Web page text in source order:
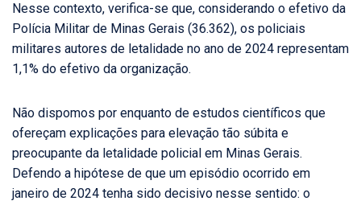
Nesse contexto, verifica-se que, considerando o efetivo da
Polícia Militar de Minas Gerais (36.362), os policiais
militares autores de letalidade no ano de 2024 representam
1,1% do efetivo da organização.
Não dispomos por enquanto de estudos científicos que
ofereçam explicações para elevação tão súbita e
preocupante da letalidade policial em Minas Gerais.
Defendo a hipótese de que um episódio ocorrido em
janeiro de 2024 tenha sido decisivo nesse sentido: o